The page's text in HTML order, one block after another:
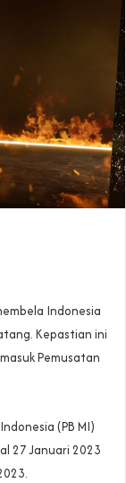
Indonesia
Kepastian ini
Pemusatan
(PB MI)
27 Januari 2023